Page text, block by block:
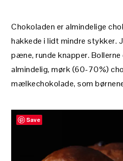
Chokoladen er almindelige
hakkede i lidt mindre stykker.
pæne, runde knapper.
almindelig, mørk (60-70%)
mælkechokolade, som
Save